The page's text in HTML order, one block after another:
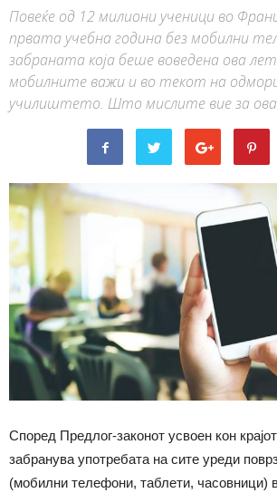
Повеќе од 12 милиони ученици во
првата учебна година без мобилни
забраната која беше воведена ова
мобилните важи и во текот на
училиштето. Што мислите вие за
Според Предлог-законот усвоен кон
забранува употребата на сите уреди
(мобилни телефони, таблети, часовници)